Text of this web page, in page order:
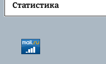
Статистика